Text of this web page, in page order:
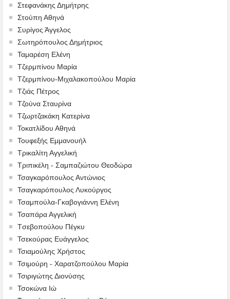
Στεφανάκης Δημήτρης
Στούπη Αθηνά
Συρίγος Άγγελος
Σωτηρόπουλος Δημήτριος
Ταμαρέση Ελένη
Τζερμπίνου Μαρία
Τζερμπίνου-Μιχαλακοπούλου Μαρία
Τζιάς Πέτρος
Τζούνα Σταυρίνα
Τζωρτζακάκη Κατερίνα
Τοκατλίδου Αθηνά
Τουφεξής Εμμανουήλ
Τρικαλίτη Αγγελική
Τριπικέλη - Σαμπαζιώτου Θεοδώρα
Τσαγκαρόπουλος Αντώνιος
Τσαγκαρόπουλος Λυκούργος
Τσαμπούλα-Γκαβογιάννη Ελένη
Τσαπάρα Αγγελική
Tσεβοπούλου Πέγκυ
Τσεκούρας Ευάγγελος
Τσιαμούλης Χρήστος
Τσιμούρη - Χαρατζοπούλου Μαρία
Τσιριγώτης Διονύσης
Τσοκώνα Ιώ